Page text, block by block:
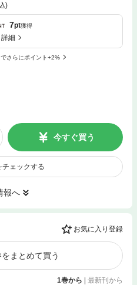
)
7pt獲得
細
さらにポイント+2%
今すぐ買う
チェックする
報へ
お気に入り登録
まとめて買う
1巻から | 最新刊から